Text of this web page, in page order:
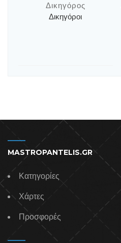
Δικηγόρος
Δικηγόροι
MASTROPANTELIS.GR
Κατηγορίες
Χάρτες
Προσφορές